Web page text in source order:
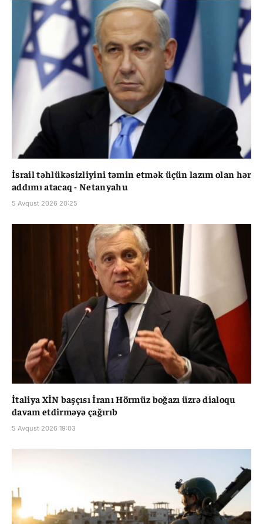
İsrail təhlükəsizliyini təmin etmək üçün lazım olan hər
addımı atacaq - Netanyahu
5 Avqust 2026 20:25
İtaliya XİN başçısı İranı Hörmüz boğazı üzrə dialoqu
davam etdirməyə çağırıb
5 Avqust 2026 19:03